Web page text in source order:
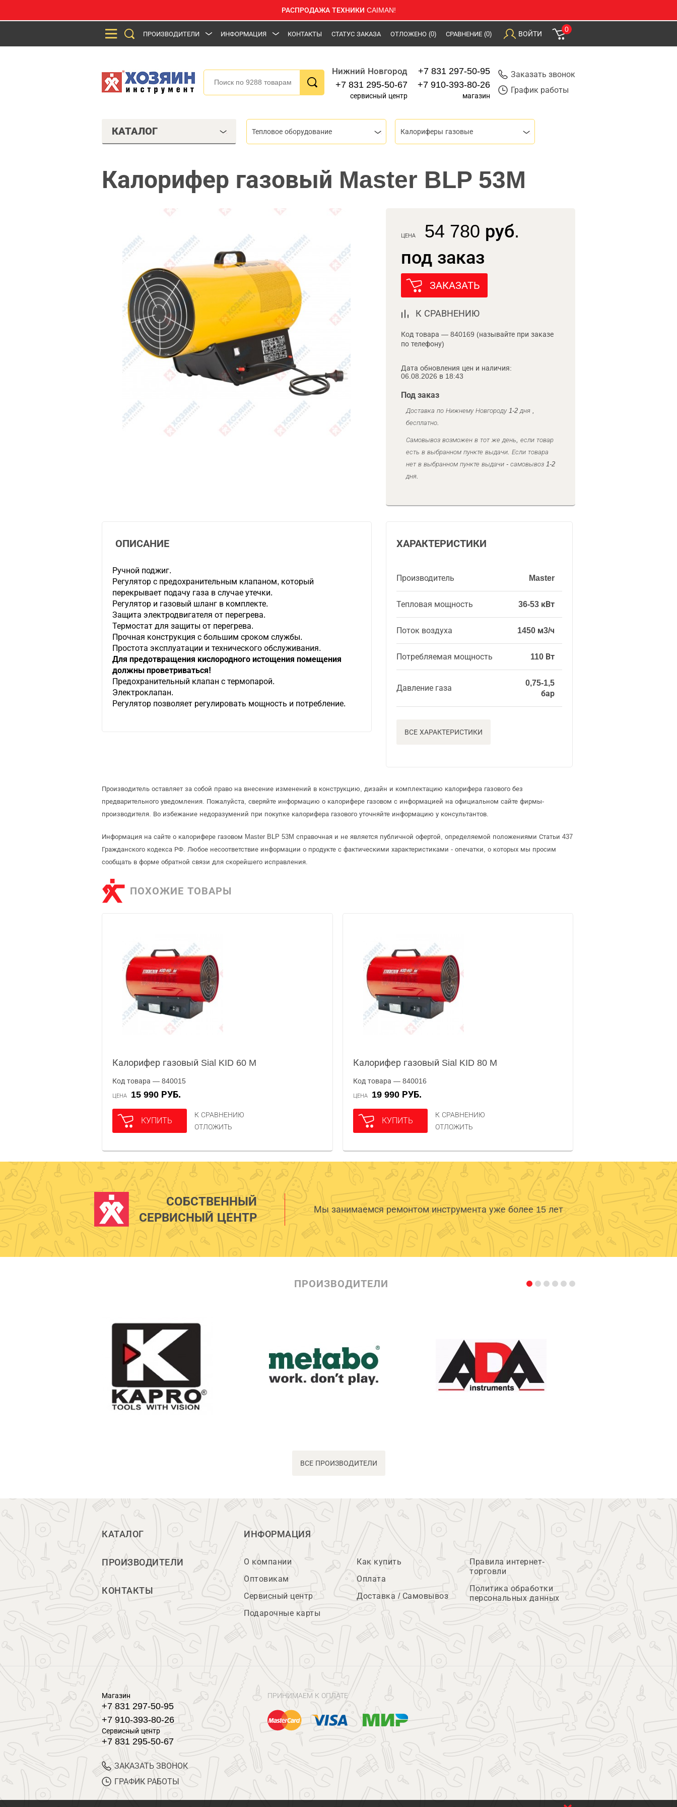
РАСПРОДАЖА ТЕХНИКИ CAIMAN!
ПРОИЗВОДИТЕЛИ ИНФОРМАЦИЯ КОНТАКТЫ СТАТУС ЗАКАЗА ОТЛОЖЕНО (0) СРАВНЕНИЕ (0) ВОЙТИ
0
Нижний Новгород
+7 831 295-50-67
сервисный центр
+7 831 297-50-95
+7 910-393-80-26
магазин
Заказать звонок
График работы
КАТАЛОГ Тепловое оборудование Калориферы газовые
Калорифер газовый Master BLP 53M
ЦЕНА
54 780 руб.
под заказ
ЗАКАЗАТЬ
К СРАВНЕНИЮ
Код товара — 840169 (называйте при заказе
по телефону)
Дата обновления цен и наличия:
06.08.2026 в 18:43
Под заказ
Доставка по Нижнему Новгороду 1-2 дня ,
бесплатно.
Самовывоз возможен в тот же день, если товар
есть в выбранном пункте выдачи. Если товара
нет в выбранном пункте выдачи - самовывоз 1-2
дня.
ХАРАКТЕРИСТИКИ
Производитель Master
Тепловая мощность 36-53 кВт
Поток воздуха 1450 м3/ч
Потребляемая мощность 110 Вт
Давление газа
0,75-1,5
бар
ВСЕ ХАРАКТЕРИСТИКИ
ОПИСАНИЕ
Ручной поджиг.
Регулятор с предохранительным клапаном, который
перекрывает подачу газа в случае утечки.
Регулятор и газовый шланг в комплекте.
Защита электродвигателя от перегрева.
Термостат для защиты от перегрева.
Прочная конструкция с большим сроком службы.
Простота эксплуатации и технического обслуживания.
Для предотвращения кислородного истощения помещения
должны проветриваться!
Предохранительный клапан с термопарой.
Электроклапан.
Регулятор позволяет регулировать мощность и потребление.
Производитель оставляет за собой право на внесение изменений в конструкцию, дизайн и комплектацию калорифера газового без
предварительного уведомления. Пожалуйста, сверяйте информацию о калорифере газовом с информацией на официальном сайте фирмы-
производителя. Во избежание недоразумений при покупке калорифера газового уточняйте информацию у консультантов.
Информация на сайте о калорифере газовом Master BLP 53M справочная и не является публичной офертой, определяемой положениями Статьи 437
Гражданского кодекса РФ. Любое несоответствие информации о продукте с фактическими характеристиками - опечатки, о которых мы просим
сообщать в форме обратной связи для скорейшего исправления.
ПОХОЖИЕ ТОВАРЫ
Калорифер газовый Sial KID 60 M
Код товара — 840015
ЦЕНА 15 990 РУБ.
КУПИТЬ
К СРАВНЕНИЮ
ОТЛОЖИТЬ
Калорифер газовый Sial KID 80 M
Код товара — 840016
ЦЕНА 19 990 РУБ.
КУПИТЬ
К СРАВНЕНИЮ
ОТЛОЖИТЬ
СОБСТВЕННЫЙ
СЕРВИСНЫЙ ЦЕНТР
Мы занимаемся ремонтом инструмента уже более 15 лет
ПРОИЗВОДИТЕЛИ
ВСЕ ПРОИЗВОДИТЕЛИ
КАТАЛОГ
ПРОИЗВОДИТЕЛИ
КОНТАКТЫ
ИНФОРМАЦИЯ
О компании
Оптовикам
Сервисный центр
Подарочные карты
Как купить
Оплата
Доставка / Самовывоз
Правила интернет-
торговли
Политика обработки
персональных данных
Магазин
+7 831 297-50-95
+7 910-393-80-26
Сервисный центр
+7 831 295-50-67
ЗАКАЗАТЬ ЗВОНОК
ГРАФИК РАБОТЫ
ПРИНИМАЕМ К ОПЛАТЕ